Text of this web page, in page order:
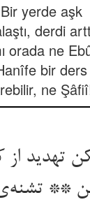
Bir yerde aşk
derdi
orada ne
bir ders
ne
تهدید
** تشنه‌ی